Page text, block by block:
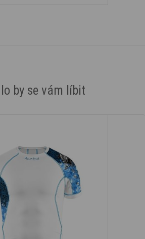
by se vám líbit